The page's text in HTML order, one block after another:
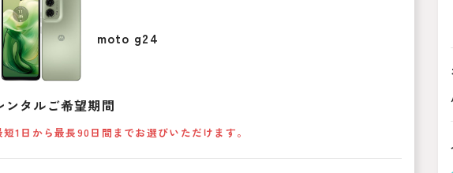
moto g24
ンタルご希望期間
短1日から最長90日間までお選びいただけます。